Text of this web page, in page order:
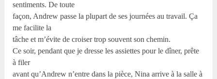
sentiments. De toute
façon, Andrew passe la plupart de ses journées au travail. Ça
me facilite la
tâche et m’évite de croiser trop souvent son chemin.
Ce soir, pendant que je dresse les assiettes pour le dîner, prête
à filer
avant qu’Andrew n’entre dans la pièce, Nina arrive à la salle à